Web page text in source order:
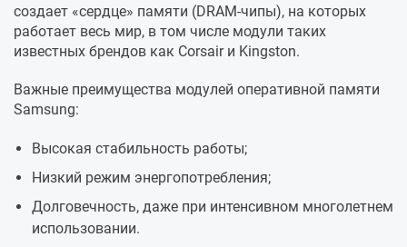
создает «сердце» памяти (DRAM-чипы), на которых
работает весь мир, в том числе модули таких
известных брендов как Corsair и Kingston.
Важные преимущества модулей оперативной памяти
Samsung:
Высокая стабильность работы;
Низкий режим энергопотребления;
Долговечность, даже при интенсивном многолетнем
использовании.